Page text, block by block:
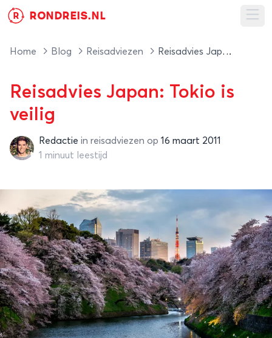
R RONDREIS.NL
Home Blog Reisadviezen Reisadvies Japan: Tokio is veilig
Reisadvies Japan: Tokio is
veilig
RedactieRedactie in reisadviezen op 16 maart 2011
1 minuut leestijd